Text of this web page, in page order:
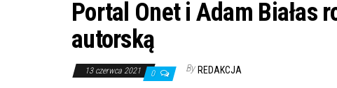
Portal Onet i Adam Białas
autorską
13 czerwca 2021 0 By REDAKCJA